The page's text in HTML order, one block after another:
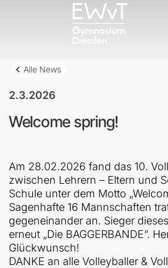
Alle News
2.3.2026
Welcome spring!
Am 28.02.2026 fand das 10.
zwischen Lehrern – Eltern und
Schule unter dem Motto
Sagenhafte 16 Mannschaften
gegeneinander an. Sieger
erneut „Die BAGGERBANDE“.
Glückwunsch!
DANKE an alle Volleyballer &